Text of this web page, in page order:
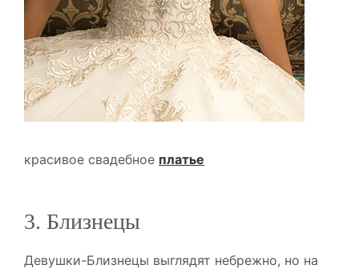
красивое свадебное платье
3. Близнецы
Девушки-Близнецы выглядят небрежно, но на